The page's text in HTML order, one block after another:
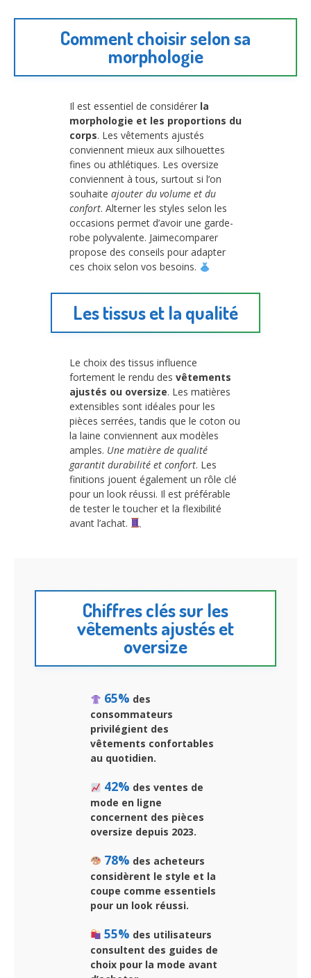
Comment choisir selon sa
morphologie
Il est essentiel de considérer la
morphologie et les proportions du
corps. Les vêtements ajustés
conviennent mieux aux silhouettes
fines ou athlétiques. Les oversize
conviennent à tous, surtout si l’on
souhaite ajouter du volume et du
confort. Alterner les styles selon les
occasions permet d’avoir une garde-
robe polyvalente. Jaimecomparer
propose des conseils pour adapter
ces choix selon vos besoins.
Les tissus et la qualité
Le choix des tissus influence
fortement le rendu des vêtements
ajustés ou oversize. Les matières
extensibles sont idéales pour les
pièces serrées, tandis que le coton ou
la laine conviennent aux modèles
amples. Une matière de qualité
garantit durabilité et confort. Les
finitions jouent également un rôle clé
pour un look réussi. Il est préférable
de tester le toucher et la flexibilité
avant l’achat.
Chiffres clés sur les
vêtements ajustés et
oversize
65% des
consommateurs
privilégient des
vêtements confortables
au quotidien.
42% des ventes de
mode en ligne
concernent des pièces
oversize depuis 2023.
78% des acheteurs
considèrent le style et la
coupe comme essentiels
pour un look réussi.
55% des utilisateurs
consultent des guides de
choix pour la mode avant